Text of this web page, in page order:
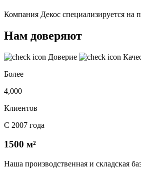
Компания Декос специализируется на
Нам доверяют
Доверие
Более
4,000
Клиентов
С 2007 года
1500 м²
Наша производственная и складская